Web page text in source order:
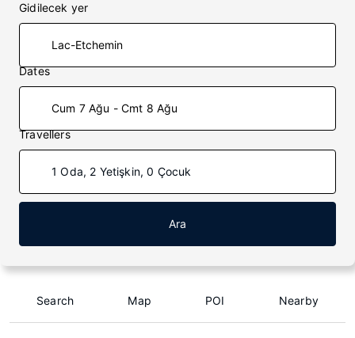
Gidilecek yer
Dates
Cum 7 Ağu - Cmt 8 Ağu
Travellers
1 Oda, 2 Yetişkin, 0 Çocuk
Ara
Search Map POI Nearby